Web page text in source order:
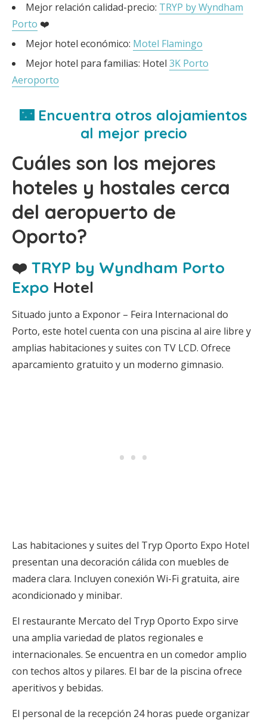
Mejor relación calidad-precio: TRYP by Wyndham
Porto ❤️
Mejor hotel económico: Motel Flamingo
Mejor hotel para familias: Hotel 3K Porto
Aeroporto
🌃 Encuentra otros alojamientos
al mejor precio
Cuáles son los mejores
hoteles y hostales cerca
del aeropuerto de
Oporto?
❤️ TRYP by Wyndham Porto
Expo Hotel
Situado junto a Exponor – Feira Internacional do
Porto, este hotel cuenta con una piscina al aire libre y
amplias habitaciones y suites con TV LCD. Ofrece
aparcamiento gratuito y un moderno gimnasio.
Las habitaciones y suites del Tryp Oporto Expo Hotel
presentan una decoración cálida con muebles de
madera clara. Incluyen conexión Wi-Fi gratuita, aire
acondicionado y minibar.
El restaurante Mercato del Tryp Oporto Expo sirve
una amplia variedad de platos regionales e
internacionales. Se encuentra en un comedor amplio
con techos altos y pilares. El bar de la piscina ofrece
aperitivos y bebidas.
El personal de la recepción 24 horas puede organizar